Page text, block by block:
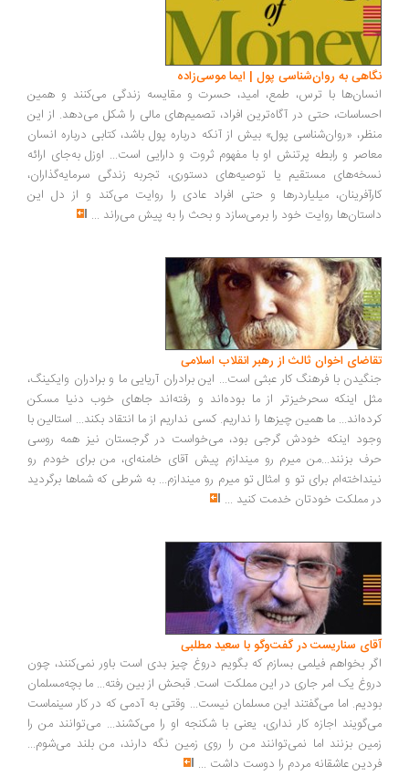
به روان‌شناسی پول | ایما موسی‌زاده
با ترس، طمع، امید، حسرت و مقایسه زندگی می‌کنند و همین
حتی در آگاه‌ترین افراد، تصمیم‌های مالی را شکل می‌دهد. از این
«روان‌شناسی پول» بیش از آنکه درباره پول باشد، کتابی درباره انسان
و رابطه پرتنش او با مفهوم ثروت و دارایی است... اوزل به‌جای ارائه
مستقیم یا توصیه‌های دستوری، تجربه زندگی سرمایه‌گذاران،
میلیاردرها و حتی افراد عادی را روایت می‌کند و از دل این
روایت خود را برمی‌سازد و بحث را به پیش می‌راند ...
اخوان ثالث از رهبر انقلاب اسلامی
با فرهنگ کار عبثی است... این برادران آریایی ما و برادران وایکینگ،
اینکه سحرخیزتر از ما بوده‌اند و رفته‌اند جاهای خوب دنیا مسکن
ما همین چیزها را نداریم. کسی نداریم از ما انتقاد بکند... استالین با
اینکه خودش گرجی بود، می‌خواست در گرجستان نیز همه روسی
بزنند...من میرم رو میندازم پیش آقای خامنه‌ای، من برای خودم رو
برای تو و امثال تو میرم رو میندازم... به شرطی که شماها برگردید
مملکت خودتان خدمت کنید...
سناریست در گفت‌وگو با سعید مطلبی
بخواهم فیلمی بسازم که بگویم دروغ چیز بدی است باور نمی‌کنند، چون
یک امر جاری در این مملکت است. قبحش از بین رفته... ما بچه‌مسلمان
اما می‌گفتند این مسلمان نیست... وقتی به آدمی که در کار سینماست
اجازه کار نداری، یعنی با شکنجه او را می‌کشند... می‌توانند من را
بزنند اما نمی‌توانند من را روی زمین نگه دارند، من بلند می‌شوم...
عاشقانه مردم را دوست داشت ...